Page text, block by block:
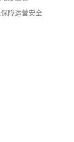
障运营安全